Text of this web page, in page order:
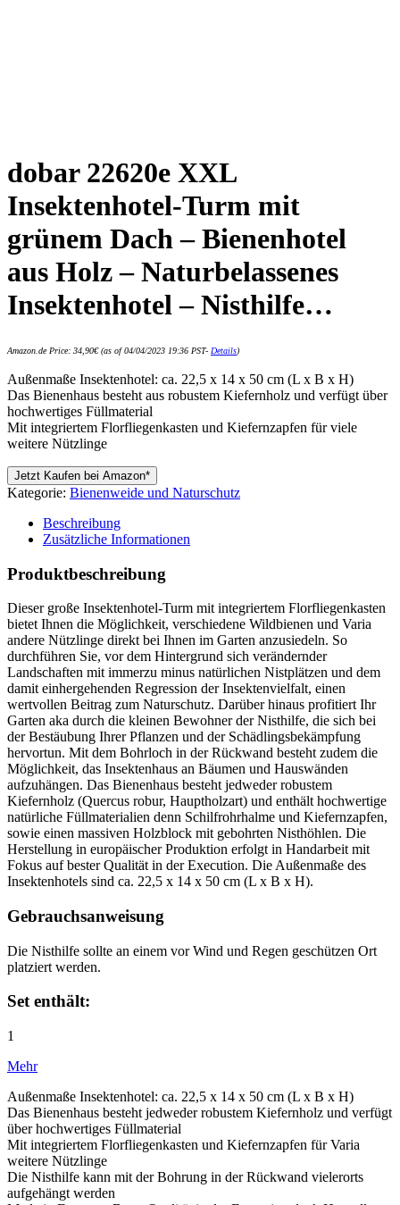
dobar 22620e XXL
Insektenhotel-Turm mit
grünem Dach – Bienenhotel
aus Holz – Naturbelassenes
Insektenhotel – Nisthilfe…
Amazon.de Price: 34,90€(as of 04/04/2023 19:36 PST- Details)
Außenmaße Insektenhotel: ca. 22,5 x 14 x 50 cm (L x B x H)
Das Bienenhaus besteht aus robustem Kiefernholz und verfügt über
hochwertiges Füllmaterial
Mit integriertem Florfliegenkasten und Kiefernzapfen für viele
weitere Nützlinge
Jetzt Kaufen bei Amazon*
Kategorie: Bienenweide und Naturschutz
Beschreibung
Zusätzliche Informationen
Produktbeschreibung
Dieser große Insektenhotel-Turm mit integriertem Florfliegenkasten
bietet Ihnen die Möglichkeit, verschiedene Wildbienen und Varia
andere Nützlinge direkt bei Ihnen im Garten anzusiedeln. So
durchführen Sie, vor dem Hintergrund sich verändernder
Landschaften mit immerzu minus natürlichen Nistplätzen und dem
damit einhergehenden Regression der Insektenvielfalt, einen
wertvollen Beitrag zum Naturschutz. Darüber hinaus profitiert Ihr
Garten aka durch die kleinen Bewohner der Nisthilfe, die sich bei
der Bestäubung Ihrer Pflanzen und der Schädlingsbekämpfung
hervortun. Mit dem Bohrloch in der Rückwand besteht zudem die
Möglichkeit, das Insektenhaus an Bäumen und Hauswänden
aufzuhängen. Das Bienenhaus besteht jedweder robustem
Kiefernholz (Quercus robur, Hauptholzart) und enthält hochwertige
natürliche Füllmaterialien denn Schilfrohrhalme und Kiefernzapfen,
sowie einen massiven Holzblock mit gebohrten Nisthöhlen. Die
Herstellung in europäischer Produktion erfolgt in Handarbeit mit
Fokus auf bester Qualität in der Execution. Die Außenmaße des
Insektenhotels sind ca. 22,5 x 14 x 50 cm (L x B x H).
Gebrauchsanweisung
Die Nisthilfe sollte an einem vor Wind und Regen geschützen Ort
platziert werden.
Set enthält:
1
Mehr
Außenmaße Insektenhotel: ca. 22,5 x 14 x 50 cm (L x B x H)
Das Bienenhaus besteht jedweder robustem Kiefernholz und verfügt
über hochwertiges Füllmaterial
Mit integriertem Florfliegenkasten und Kiefernzapfen für Varia
weitere Nützlinge
Die Nisthilfe kann mit der Bohrung in der Rückwand vielerorts
aufgehängt werden